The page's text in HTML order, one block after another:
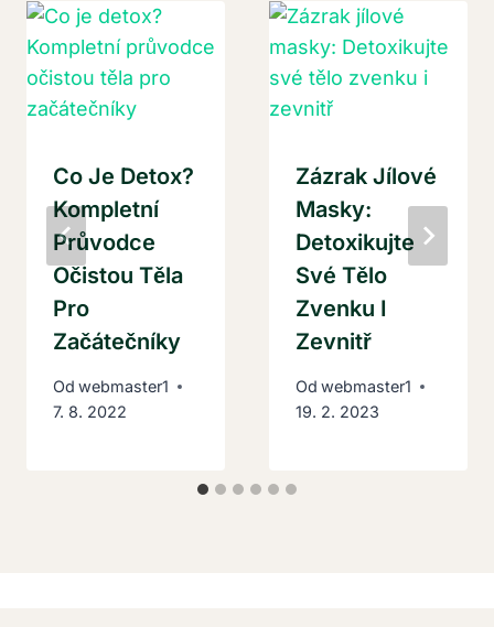
Co Je Detox?
Kompletní
Průvodce
Očistou Těla
Pro
Začátečníky
Od webmaster1
7. 8. 2022
Zázrak Jílové
Masky:
Detoxikujte
Své Tělo
Zvenku I
Zevnitř
Od webmaster1
19. 2. 2023